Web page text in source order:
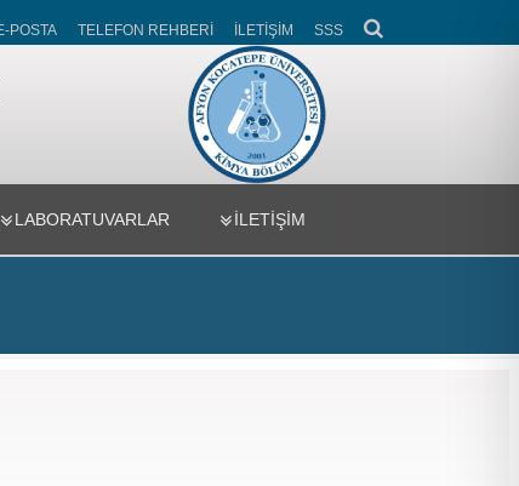
POSTA TELEFON REHBERİ İLETİŞİM SSS
LABORATUVARLAR İLETİŞİM